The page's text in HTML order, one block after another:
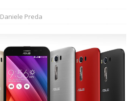
Daniele Preda